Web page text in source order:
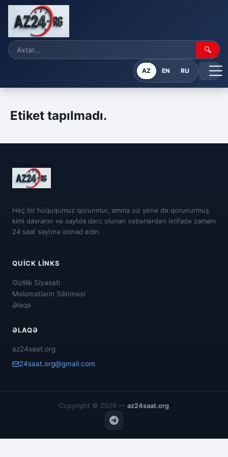
🔍
AZ EN RU
Etiket tapılmadı.
Heç bir hüququmuz qorunmur, amma siz yenə də qorunurmuş
kimi davranın və saytda dərc olunan xəbərlərdən istifadə zamanı
24 saat saytına istinad edin.
QUICK LINKS
Gizlilik Siyasəti
Məlumatların Silinməsi
Əlaqə
ƏLAQƏ
az24saat.org
24saat.org@gmail.com
Copyright © 2026 — az24saat.org